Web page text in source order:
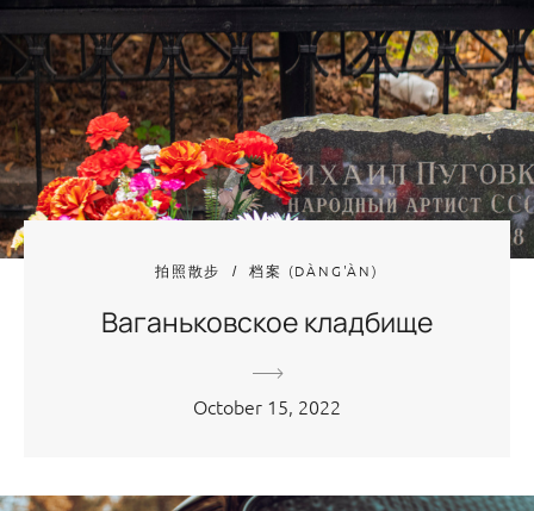
拍照散步 档案 (DÀNG'ÀN)
Ваганьковское кладбище
October 15, 2022